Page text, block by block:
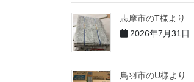
志摩市のT様より
2026年7月31日
鳥羽市のU様より